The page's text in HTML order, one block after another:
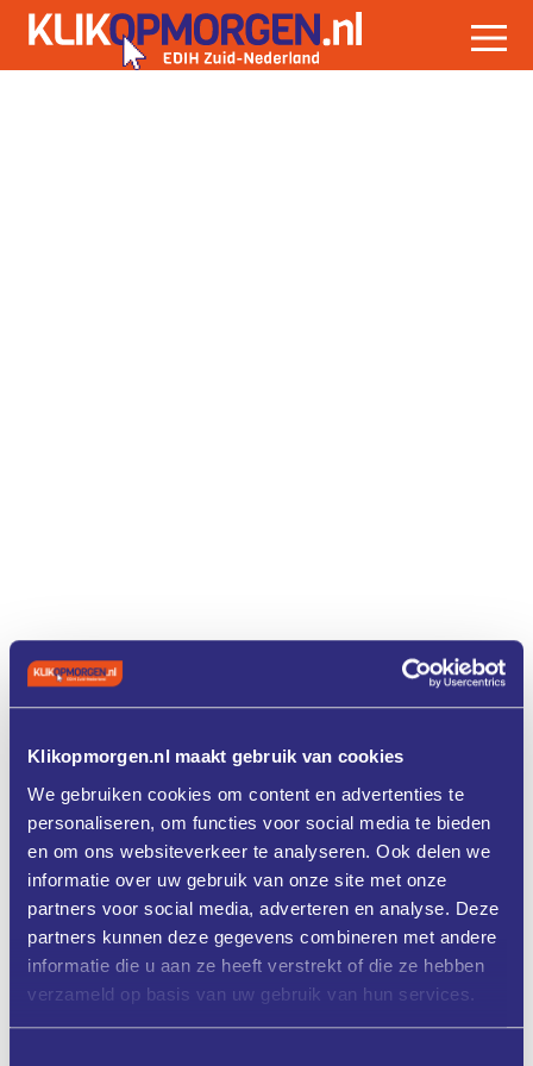
Klikopmorgen.nl maakt gebruik van cookies
We gebruiken cookies om content en advertenties te
personaliseren, om functies voor social media te bieden
en om ons websiteverkeer te analyseren. Ook delen we
informatie over uw gebruik van onze site met onze
partners voor social media, adverteren en analyse. Deze
partners kunnen deze gegevens combineren met andere
informatie die u aan ze heeft verstrekt of die ze hebben
verzameld op basis van uw gebruik van hun services.